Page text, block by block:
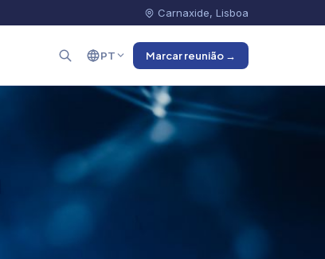
Carnaxide, Lisboa
PT Marcar reunião →